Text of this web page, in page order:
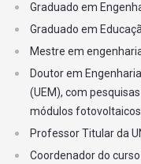
17
18 Dança
19
Graduado em
Graduado em
Mestre em
Doutor em
(UEM), com
módulos
Professor Titular da
Coordenador do